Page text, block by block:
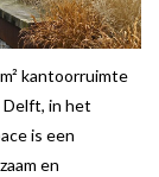
kantoorruimte
Delft, in het
is een
en